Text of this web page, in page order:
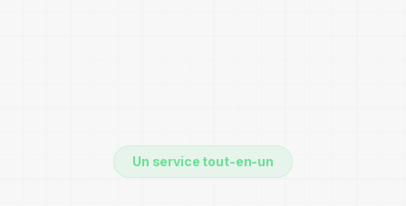
Un service tout-en-un